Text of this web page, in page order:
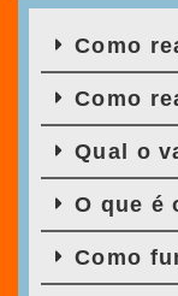
Como
Como
Qual o
O que é
Como